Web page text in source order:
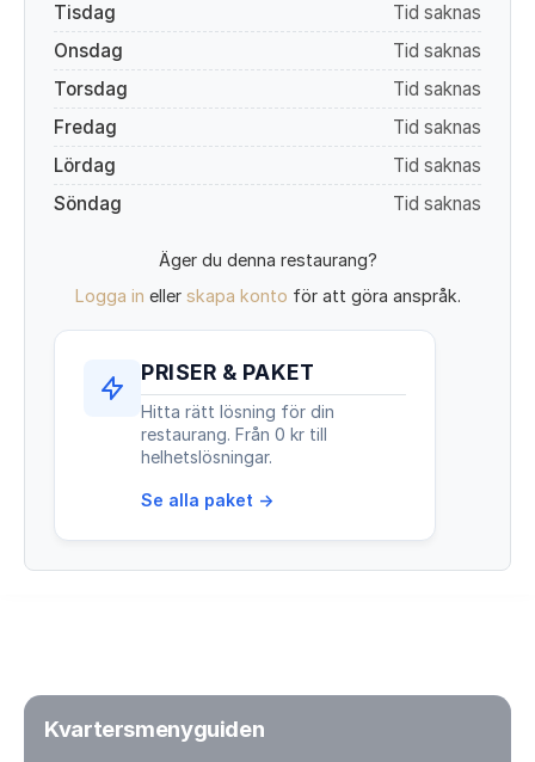
Tisdag
Tid saknas
Onsdag
Tid saknas
Torsdag
Tid saknas
Fredag
Tid saknas
Lördag
Tid saknas
Söndag
Tid saknas
Äger du denna restaurang?
Logga in eller skapa konto för att göra anspråk.
PRISER & PAKET
Hitta rätt lösning för din
restaurang. Från 0 kr till
helhetslösningar.
Se alla paket →
Kvartersmenyguiden